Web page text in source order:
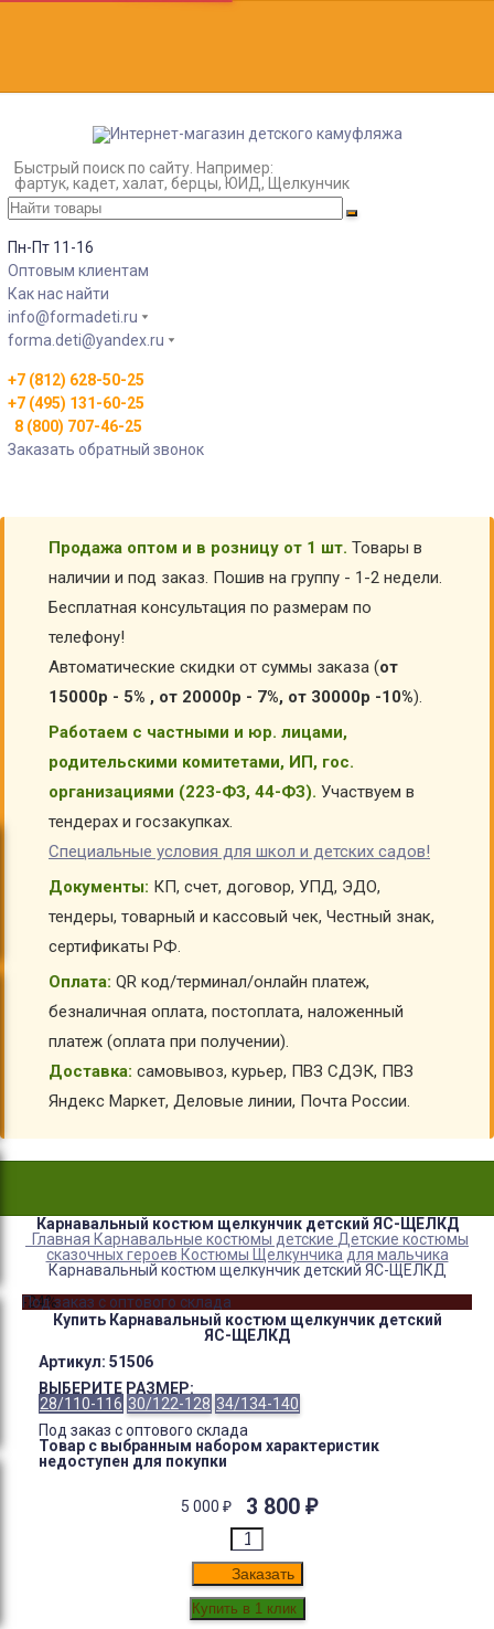
Быстрый поиск по сайту. Например:
фартук, кадет, халат, берцы, ЮИД, Щелкунчик
Пн-Пт 11-16
Оптовым клиентам
Как нас найти
info@formadeti.ru
forma.deti@yandex.ru
+7 (812) 628-50-25
+7 (495) 131-60-25
8 (800) 707-46-25
Заказать обратный звонок
Продажа оптом и в розницу от 1 шт. Товары в
наличии и под заказ. Пошив на группу - 1-2 недели.
Бесплатная консультация по размерам по
телефону!
Автоматические скидки от суммы заказа (от
15000р - 5% , от 20000р - 7%, от 30000р -10%).
Работаем с частными и юр. лицами,
родительскими комитетами, ИП, гос.
организациями (223-ФЗ, 44-ФЗ). Участвуем в
тендерах и госзакупках.
Специальные условия для школ и детских садов!
Документы: КП, счет, договор, УПД, ЭДО,
тендеры, товарный и кассовый чек, Честный знак,
сертификаты РФ.
Оплата: QR код/терминал/онлайн платеж,
безналичная оплата, постоплата, наложенный
платеж (оплата при получении).
Доставка: самовывоз, курьер, ПВЗ СДЭК, ПВЗ
Яндекс Маркет, Деловые линии, Почта России.
Карнавальный костюм щелкунчик детский ЯС-ЩЕЛКД
Главная Карнавальные костюмы детские Детские костюмы
сказочных героев Костюмы Щелкунчика для мальчика
Карнавальный костюм щелкунчик детский ЯС-ЩЕЛКД
-24%
Под заказ с оптового склада
Купить Карнавальный костюм щелкунчик детский
ЯС-ЩЕЛКД
Артикул: 51506
ВЫБЕРИТЕ РАЗМЕР:
28/110-116 30/122-128 34/134-140
Под заказ с оптового склада
Товар с выбранным набором характеристик
недоступен для покупки
5 000 ₽ 3 800 ₽
Заказать